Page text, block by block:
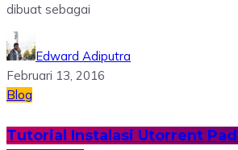
dibuat sebagai
Edward Adiputra
Februari 13, 2016
Blog
Tutorial Instalasi Utorrent